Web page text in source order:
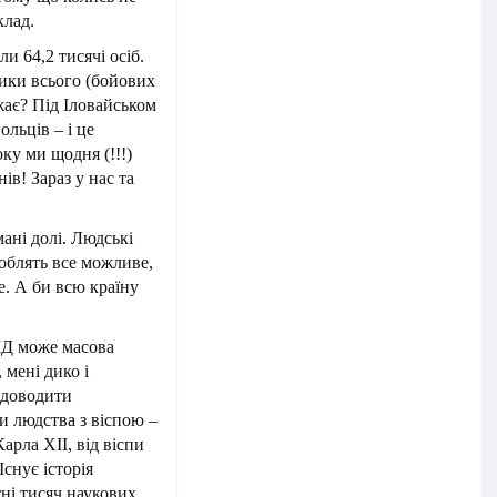
64,2 тисячі осіб.
всього (бойових
Під Іловайськом
– і це
ми щодня (!!!)
Зараз у нас та
долі. Людські
все можливе,
А би всю країну
може масова
мені дико і
людства з віспою –
ХІІ, від віспи
історія
тисяч наукових